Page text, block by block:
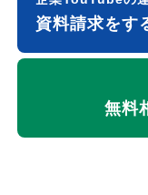
資料請求をす
無料